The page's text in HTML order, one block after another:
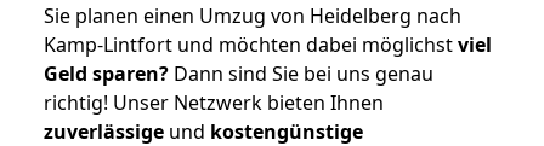
Sie planen einen Umzug von Heidelberg nach
Kamp-Lintfort und möchten dabei möglichstviel
Geld sparen? Dann sind Sie bei uns genau
richtig! Unser Netzwerk bieten Ihnen
zuverlässige und kostengünstige